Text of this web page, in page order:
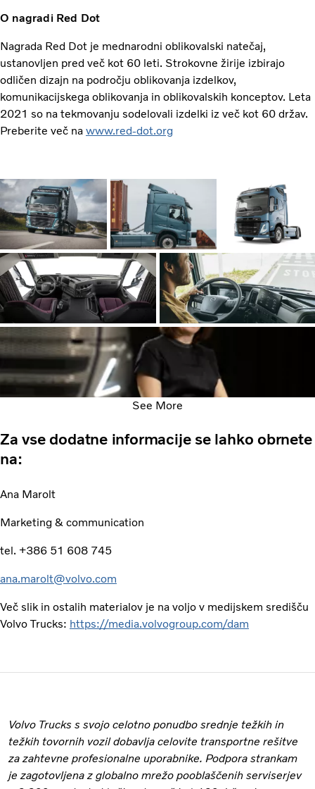
O nagradi Red Dot
Nagrada Red Dot je mednarodni oblikovalski natečaj,
ustanovljen pred več kot 60 leti. Strokovne žirije izbirajo
odličen dizajn na področju oblikovanja izdelkov,
komunikacijskega oblikovanja in oblikovalskih konceptov. Leta
2021 so na tekmovanju sodelovali izdelki iz več kot 60 držav.
Preberite več na www.red-dot.org
See More
Za vse dodatne informacije se lahko obrnete
na:
Ana Marolt
Marketing & communication
tel. +386 51 608 745
ana.marolt@volvo.com
Več slik in ostalih materialov je na voljo v medijskem središču
Volvo Trucks: https://media.volvogroup.com/dam
Volvo Trucks s svojo celotno ponudbo srednje težkih in
težkih tovornih vozil dobavlja celovite transportne rešitve
za zahtevne profesionalne uporabnike. Podpora strankam
je zagotovljena z globalno mrežo pooblaščenih serviserjev